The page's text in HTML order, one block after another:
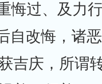
悔过、及力
，诸恶
吉庆，所谓